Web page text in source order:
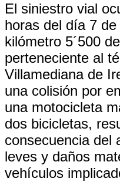
El siniestro vial
horas del día 7
kilómetro 5´500
perteneciente al
Villamediana de
una colisión por
una motocicleta
dos bicicletas,
consecuencia del
leves y daños
vehículos